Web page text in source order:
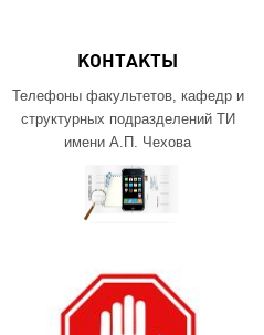
КОНТАКТЫ
Телефоны факультетов, кафедр и
структурных подразделений ТИ
имени А.П. Чехова